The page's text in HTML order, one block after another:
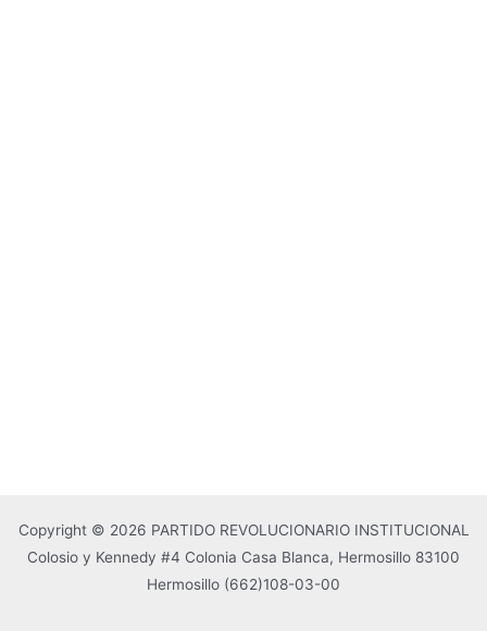
Copyright © 2026 PARTIDO REVOLUCIONARIO INSTITUCIONAL
Colosio y Kennedy #4 Colonia Casa Blanca, Hermosillo 83100
Hermosillo (662)108-03-00